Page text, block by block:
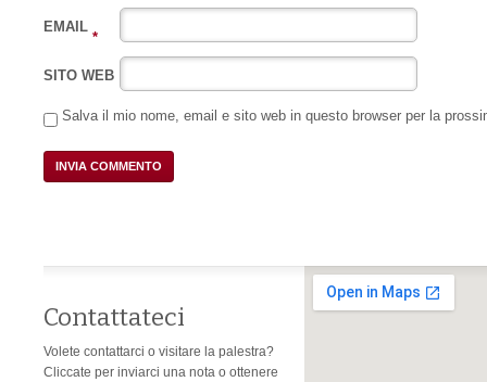
EMAIL
*
SITO WEB
Salva il mio nome, email e sito web in questo browser per la
Contattateci
Volete contattarci o visitare la palestra?
Cliccate per inviarci una nota o ottenere